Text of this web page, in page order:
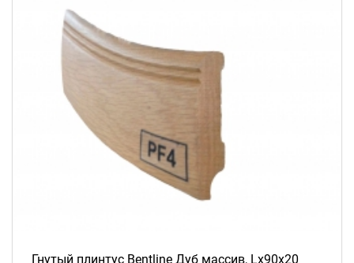
Гнутый плинтус Bentline Дуб массив, Lх90х20